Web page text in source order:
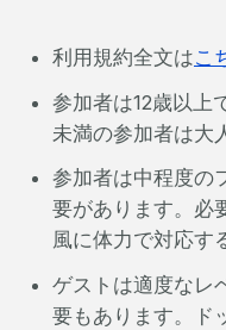
利用規約全文はこ
参加者は12歳以上
未満の参加者は大
参加者は中程度の
要があります。必
風に体力で対応す
ゲストは適度なレ
要もあります。ド